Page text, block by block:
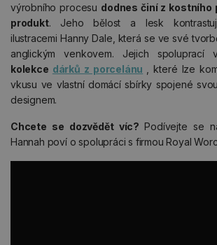
výrobního procesu dodnes činí z kostního
produkt. Jeho bělost a lesk
ilustracemi Hanny Dale, která se ve své
anglickým venkovem. Jejich spoluprací
kolekce dárků z porcelánu
, které lze
vkusu ve vlastní domácí sbírky spojené
designem.
Chcete se dozvědět víc?Podívejte se
Hannah poví o spolupráci s firmou Royal